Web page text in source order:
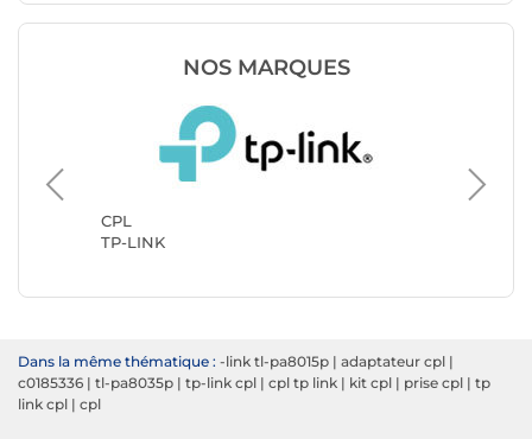
NOS MARQUES
CPL
TP-LINK
CPL
Netgear
Dans la même thématique : -link tl-pa8015p | adaptateur cpl |
c0185336 | tl-pa8035p | tp-link cpl | cpl tp link | kit cpl | prise cpl | tp
link cpl | cpl